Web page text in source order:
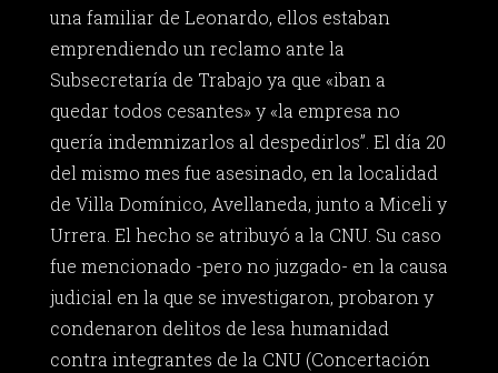
una familiar de Leonardo, ellos estaban
emprendiendo un reclamo ante la
Subsecretaría de Trabajo ya que «iban a
quedar todos cesantes» y «la empresa no
quería indemnizarlos al despedirlos”. El día 20
del mismo mes fue asesinado, en la localidad
de Villa Domínico, Avellaneda, junto a Miceli y
Urrera. El hecho se atribuyó a la CNU. Su caso
fue mencionado -pero no juzgado- en la causa
judicial en la que se investigaron, probaron y
condenaron delitos de lesa humanidad
contra integrantes de la CNU (Concertación